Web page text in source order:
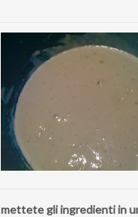
mettete gli ingredienti in